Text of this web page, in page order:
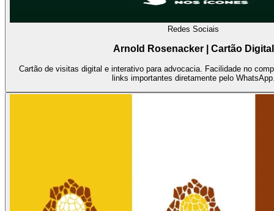
Redes Sociais
Arnold Rosenacker | Cartão Digital
Cartão de visitas digital e interativo para advocacia. Facilidade no
links importantes diretamente pelo